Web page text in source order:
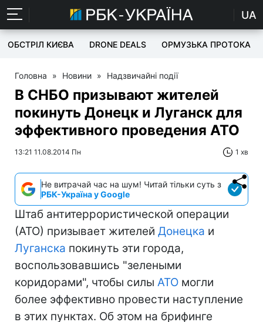
UA
ОБСТРІЛ КИЄВА DRONE DEALS ОРМУЗЬКА ПРОТОКА
Головна » Новини » Надзвичайні події
В СНБО призывают жителей
покинуть Донецк и Луганск для
эффективного проведения АТО
13:21 11.08.2014 Пн 1 хв
Не витрачай час на шум! Читай тільки суть з
РБК-Україна у Google
Штаб антитеррористической операции
(АТО) призывает жителей Донецка и
Луганска покинуть эти города,
воспользовавшись "зелеными
коридорами", чтобы силы АТО могли
более эффективно провести наступление
в этих пунктах. Об этом на брифинге